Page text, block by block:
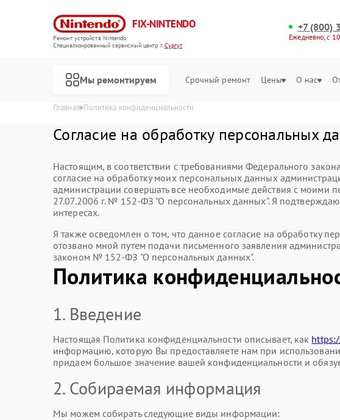
FIX-NINTENDO
Ремонт устройств Nintendo
Специализированный cервисный центр г.Сургут
+7 (800)
Ежедневно, с
Мы ремонтируем Срочный ремонт Цены О нас
Главная Политика конфиденциальности
Согласие на обработку персональных
Настоящим, в соответствии с требованиями Федерального
согласие на обработку моих персональных данных
администрации совершать все необходимые действия с моими
27.07.2006 г. № 152-ФЗ "О персональных данных". Я
интересах.
Я также осведомлен о том, что данное согласие на обработку
отозвано мной путем подачи письменного заявления
законом № 152-ФЗ "О персональных данных".
Политика
1. Введение
Настоящая Политика конфиденциальности описывает, как
информацию, которую Вы предоставляете нам при
придаем большое значение вашей конфиденциальности и
2. Собираемая информация
Мы можем собирать следующие виды информации: